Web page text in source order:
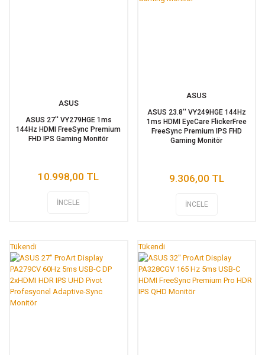
ASUS
ASUS 27'' VY279HGE 1ms
144Hz HDMI FreeSync Premium
FHD IPS Gaming Monitör
10.998,00 TL
İNCELE
ASUS
ASUS 23.8'' VY249HGE 144Hz
1ms HDMI EyeCare FlickerFree
FreeSync Premium IPS FHD
Gaming Monitör
9.306,00 TL
İNCELE
Tükendi Tükendi